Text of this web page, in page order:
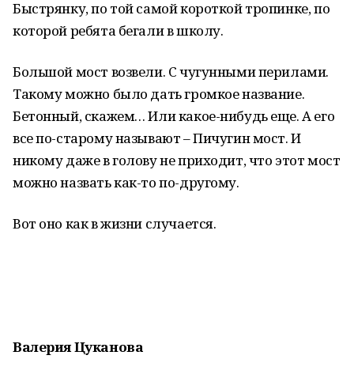
Быстрянку, по той самой короткой тропинке, по
которой ребята бегали в школу.
Большой мост возвели. С чугунными перилами.
Такому можно было дать громкое название.
Бетонный, скажем… Или какое-нибудь еще. А его
все по-старому называют – Пичугин мост. И
никому даже в голову не приходит, что этот мост
можно назвать как-то по-другому.
Вот оно как в жизни случается.
Валерия Цуканова